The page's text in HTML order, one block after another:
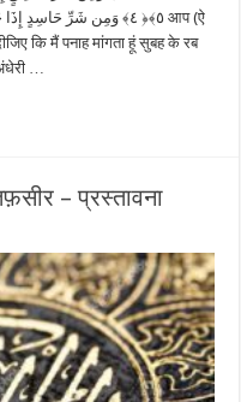
कि मैं पनाह मांगता हूं सुबह के रब
…
– प्रस्तावना